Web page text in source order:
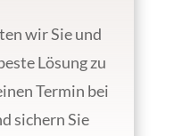
wir Sie und
Lösung zu
Termin bei
sichern Sie